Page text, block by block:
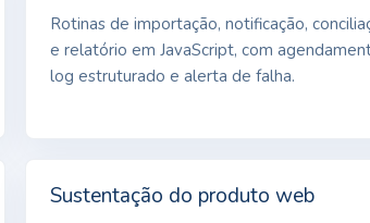
Rotinas de importação, notificação,
e relatório em JavaScript, com
log estruturado e alerta de falha.
Sustentação do produto web